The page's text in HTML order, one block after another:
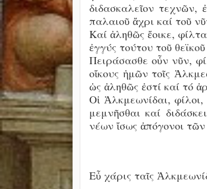
διδασκαλεῖον τεχνῶν,
παλαιοῦ ἄχρι καί τοῦ
Καί ἀληθῶς ἔοικε,
ἐγγύς τούτου τοῦ
Πειράσασθε οὖν νῦν,
οἴκους ἡμῶν τοῖς
ὡς ἀληθῶς ἐστί καί τό
Οἱ Ἀλκμεωνίδαι,
μεμνῆσθαι καί
νέων ἴσως ἀπόγονοι
Εὖ χάρις ταῖς